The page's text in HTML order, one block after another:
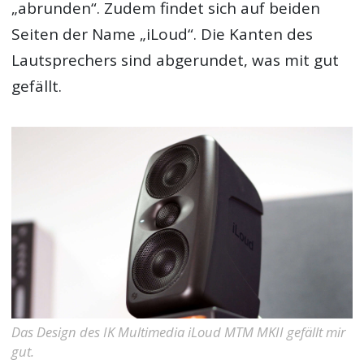
„abrunden“. Zudem findet sich auf beiden
Seiten der Name „iLoud“. Die Kanten des
Lautsprechers sind abgerundet, was mit gut
gefällt.
Das Design des IK Multimedia iLoud MTM MKII gefällt mir
gut.